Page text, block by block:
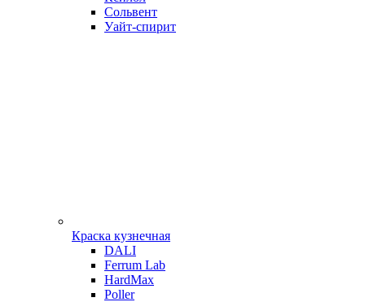
Сольвент
Уайт-спирит
Краска кузнечная
DALI
Ferrum Lab
HardMax
Poller